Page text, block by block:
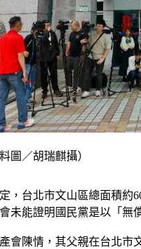
圖／胡瑞麒攝）
，台北市文山區總面積約
未能證明國民黨是以「無
會陳情，其父親在台北市